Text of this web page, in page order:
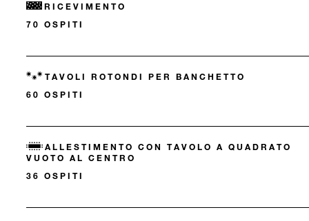
RICEVIMENTO
70 OSPITI
TAVOLI ROTONDI PER BANCHETTO
60 OSPITI
ALLESTIMENTO CON TAVOLO A QUADRATO
VUOTO AL CENTRO
36 OSPITI